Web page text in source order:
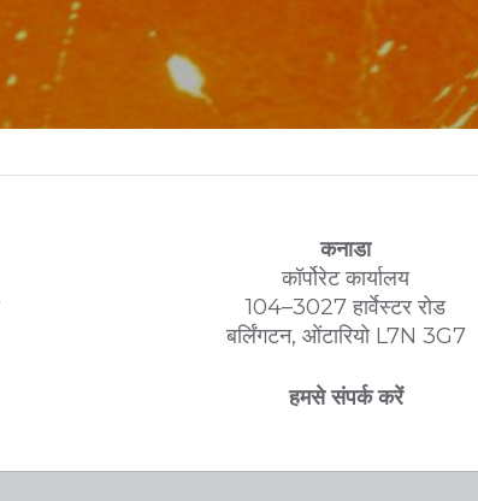
कनाडा
कॉर्पोरेट कार्यालय
104–3027 हार्वेस्टर रोड
बर्लिंगटन, ओंटारियो L7N 3G7
हमसे संपर्क करें